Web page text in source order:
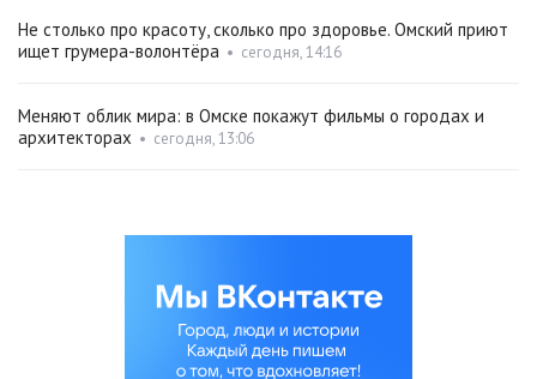
Не столько про красоту, сколько про здоровье. Омский приют
ищет грумера-волонтёра • сегодня, 14:16
Меняют облик мира: в Омске покажут фильмы о городах и
архитекторах • сегодня, 13:06